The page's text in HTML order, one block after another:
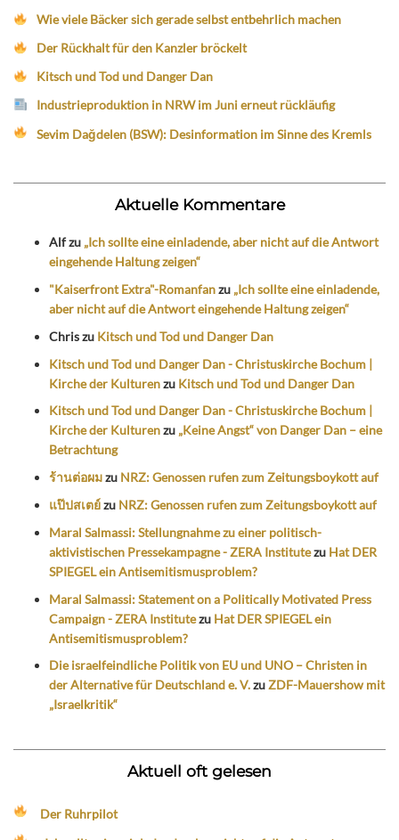
Wie viele Bäcker sich gerade selbst entbehrlich machen
Der Rückhalt für den Kanzler bröckelt
Kitsch und Tod und Danger Dan
Industrieproduktion in NRW im Juni erneut rückläufig
Sevim Dağdelen (BSW): Desinformation im Sinne des Kremls
Aktuelle Kommentare
Alfzu „Ich sollte eine einladende, aber nicht auf die Antwort
eingehende Haltung zeigen“
"Kaiserfront Extra"-Romanfanzu „Ich sollte eine einladende,
aber nicht auf die Antwort eingehende Haltung zeigen“
Chriszu Kitsch und Tod und Danger Dan
Kitsch und Tod und Danger Dan - Christuskirche Bochum |
Kirche der Kulturenzu Kitsch und Tod und Danger Dan
Kitsch und Tod und Danger Dan - Christuskirche Bochum |
Kirche der Kulturenzu „Keine Angst“ von Danger Dan – eine
Betrachtung
ร้านต่อผมzu NRZ: Genossen rufen zum Zeitungsboykott auf
แป๊ปสเตย์zu NRZ: Genossen rufen zum Zeitungsboykott auf
Maral Salmassi: Stellungnahme zu einer politisch-
aktivistischen Pressekampagne - ZERA Institutezu Hat DER
SPIEGEL ein Antisemitismusproblem?
Maral Salmassi: Statement on a Politically Motivated Press
Campaign - ZERA Institutezu Hat DER SPIEGEL ein
Antisemitismusproblem?
Die israelfeindliche Politik von EU und UNO – Christen in
der Alternative für Deutschland e. V.zuZDF-Mauershow mit
„Israelkritik“
Aktuell oft gelesen
Der Ruhrpilot